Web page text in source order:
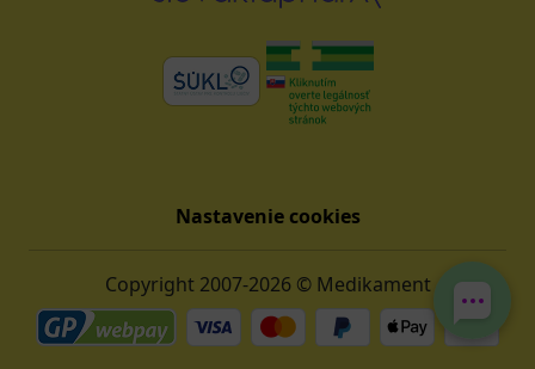
Nastavenie cookies
Copyright 2007-2026 © Medikament